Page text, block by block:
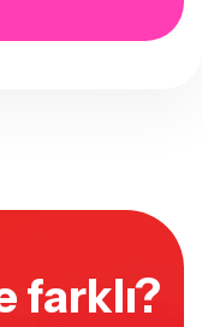
farklı?